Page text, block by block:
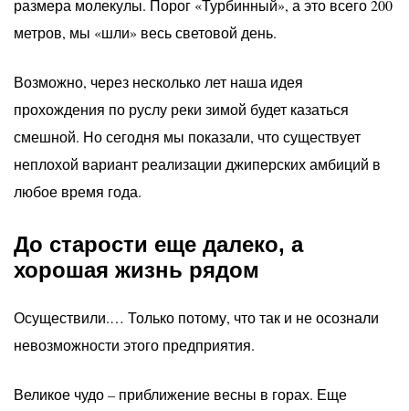
размера молекулы. Порог «Турбинный», а это всего 200
метров, мы «шли» весь световой день.
Возможно, через несколько лет наша идея
прохождения по руслу реки зимой будет казаться
смешной. Но сегодня мы показали, что существует
неплохой вариант реализации джиперских амбиций в
любое время года.
До старости еще далеко, а
хорошая жизнь рядом
Осуществили.… Только потому, что так и не осознали
невозможности этого предприятия.
Великое чудо – приближение весны в горах. Еще